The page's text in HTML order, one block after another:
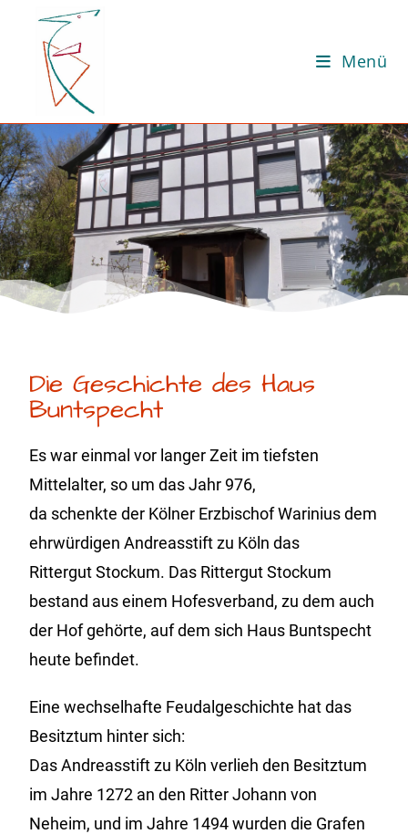
Menü
Die Geschichte des Haus
Buntspecht
Es war einmal vor langer Zeit im tiefsten
Mittelalter, so um das Jahr 976,
da schenkte der Kölner Erzbischof Warinius dem
ehrwürdigen Andreasstift zu Köln das
Rittergut Stockum. Das Rittergut Stockum
bestand aus einem Hofesverband, zu dem auch
der Hof gehörte, auf dem sich Haus Buntspecht
heute befindet.
Eine wechselhafte Feudalgeschichte hat das
Besitztum hinter sich:
Das Andreasstift zu Köln verlieh den Besitztum
im Jahre 1272 an den Ritter Johann von
Neheim, und im Jahre 1494 wurden die Grafen